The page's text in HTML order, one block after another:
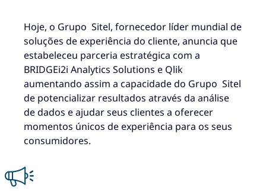
Hoje, o Grupo Sitel, fornecedor líder mundial de
soluções de experiência do cliente, anuncia que
estabeleceu parceria estratégica com a
BRIDGEi2i Analytics Solutions e Qlik
aumentando assim a capacidade do Grupo Sitel
de potencializar resultados através da análise
de dados e ajudar seus clientes a oferecer
momentos únicos de experiência para os seus
consumidores.